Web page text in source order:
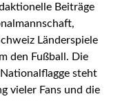
Beiträge
Länderspiele
den Fußball. Die
steht
vieler Fans und die